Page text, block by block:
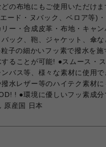
の布地にもご使用いただけ
ード・ヌバック、ベロア等)
ー・合成皮革・布地・キャン
バック、鞄、ジャケット、傘
子の細かいフッ素で撥水を
ることが可能! ●スムース・
バス等、様々な素材に使用
水レザー等のハイテク素材
! ●環境に優しいフッ素成
原産国 日本